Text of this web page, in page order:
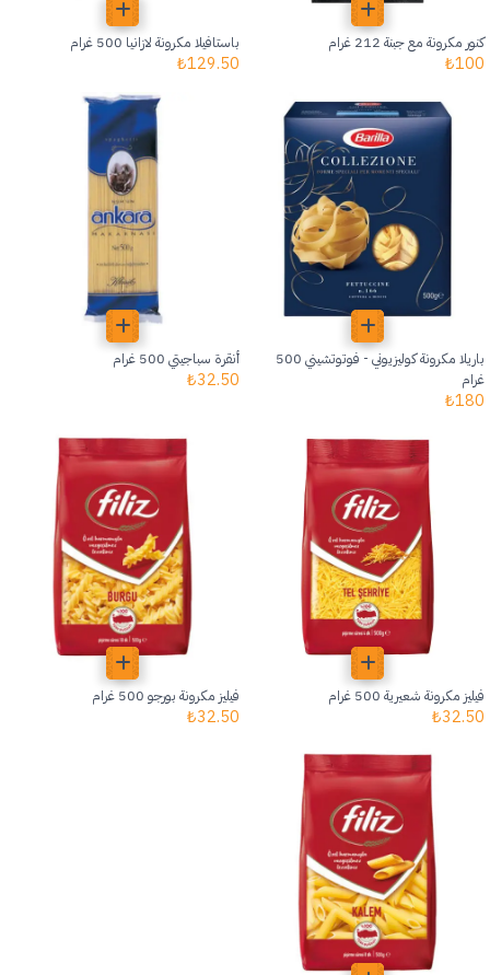
كنور مكرونة مع جبنة 212 غرام
100
₺
باستافيلا مكرونة لازانيا 500 غرام
129.50
₺
باريلا مكرونة كوليزيوني - فوتوتشيني 500
غرام
180
₺
أنقرة سباجيتي 500 غرام
32.50
₺
فيليز مكرونة شعيرية 500 غرام
32.50
₺
فيليز مكرونة بورجو 500 غرام
32.50
₺